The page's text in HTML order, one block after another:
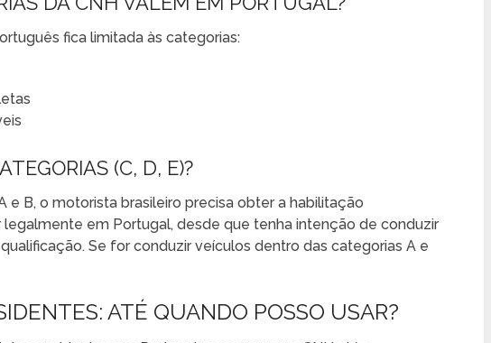
fica limitada às categorias:
(C, D, E)?
e B, o motorista brasileiro precisa obter a habilitação
legalmente em Portugal, desde que tenha intenção de conduzir
Se for conduzir veículos dentro das categorias A e
ATÉ QUANDO POSSO USAR?